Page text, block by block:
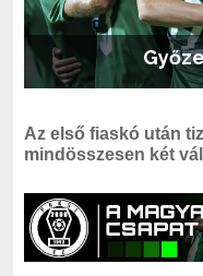
Az első fiaskó után
mindösszesen két